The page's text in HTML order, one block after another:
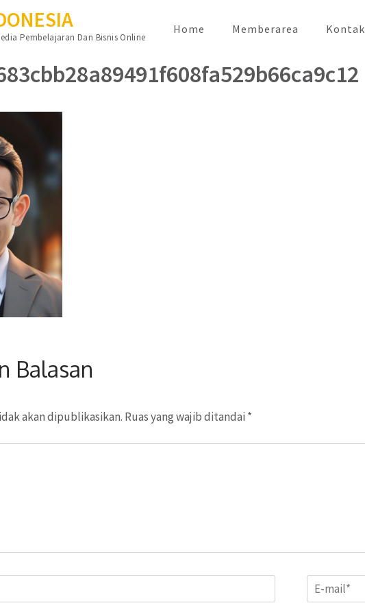
Pembelajaran Dan Bisnis Online
Home Memberarea Kontak
Balasan
akan dipublikasikan. Ruas yang wajib ditandai *
Email*